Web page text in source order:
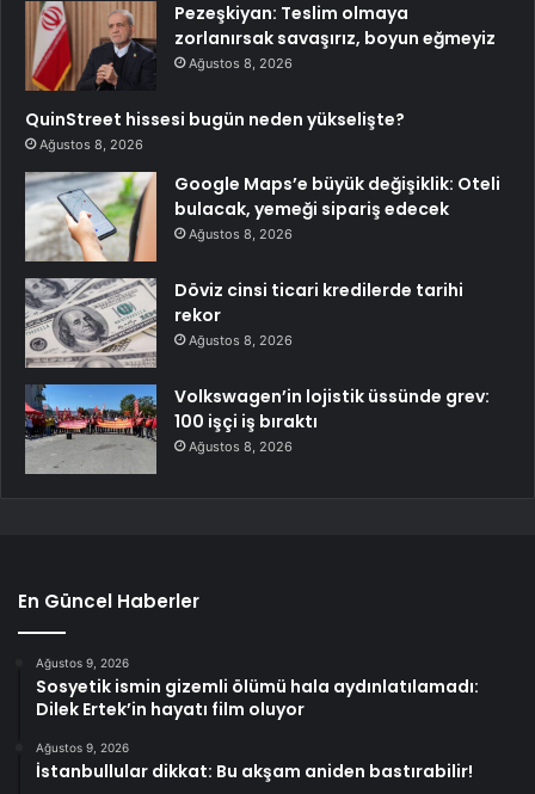
Pezeşkiyan: Teslim olmaya
zorlanırsak savaşırız, boyun eğmeyiz
Ağustos 8, 2026
QuinStreet hissesi bugün neden yükselişte?
Ağustos 8, 2026
Google Maps’e büyük değişiklik: Oteli
bulacak, yemeği sipariş edecek
Ağustos 8, 2026
Döviz cinsi ticari kredilerde tarihi
rekor
Ağustos 8, 2026
Volkswagen’in lojistik üssünde grev:
100 işçi iş bıraktı
Ağustos 8, 2026
En Güncel Haberler
Ağustos 9, 2026
Sosyetik ismin gizemli ölümü hala aydınlatılamadı:
Dilek Ertek’in hayatı film oluyor
Ağustos 9, 2026
İstanbullular dikkat: Bu akşam aniden bastırabilir!